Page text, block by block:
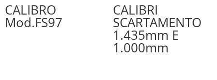
CALIBRO
Mod.FS97
CALIBRI
SCARTAMENTO
1.435mm E
1.000mm